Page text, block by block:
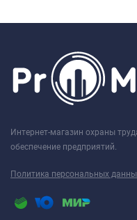
Интернет-магазин охраны
обеспечение предприятий.
Политика персональных